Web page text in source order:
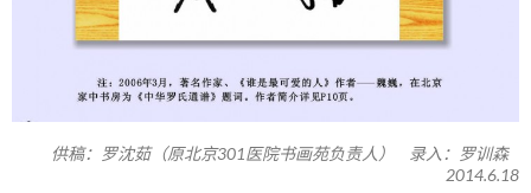
供稿：罗沈茹（原北京301医院书画苑负责人） 录入：罗训森
2014.6.18